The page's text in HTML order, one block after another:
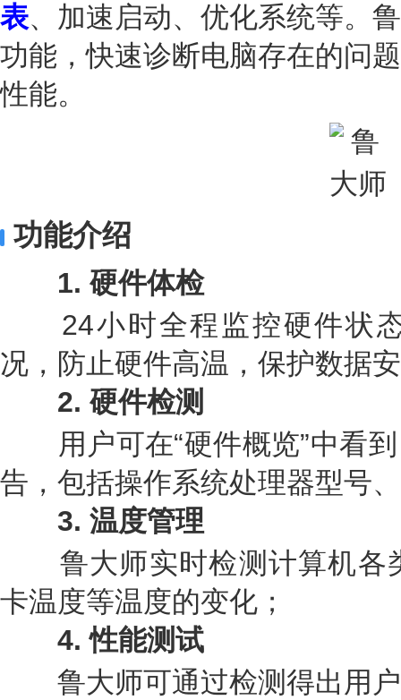
表、加速启动、优化系统等。
功能，快速诊断电脑存在的问
性能。
功能介绍
1. 硬件体检
24小时全程监控硬件状态
况，防止硬件高温，保护数据
2. 硬件检测
用户可在“硬件概览”中看到
告，包括操作系统处理器型号
3. 温度管理
鲁大师实时检测计算机各
卡温度等温度的变化；
4.性能测试
鲁大师可通过检测得出用户